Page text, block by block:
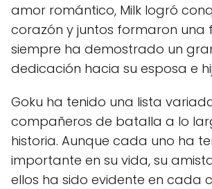
amor romántico, Milk logró
corazón y juntos formaron una
siempre ha demostrado un
dedicación hacia su esposa e
Goku ha tenido una lista
compañeros de batalla a lo
historia. Aunque cada uno ha
importante en su vida, su
ellos ha sido evidente en cada